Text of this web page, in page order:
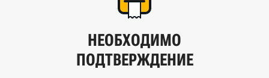
НЕОБХОДИМО
ПОДТВЕРЖДЕНИЕ